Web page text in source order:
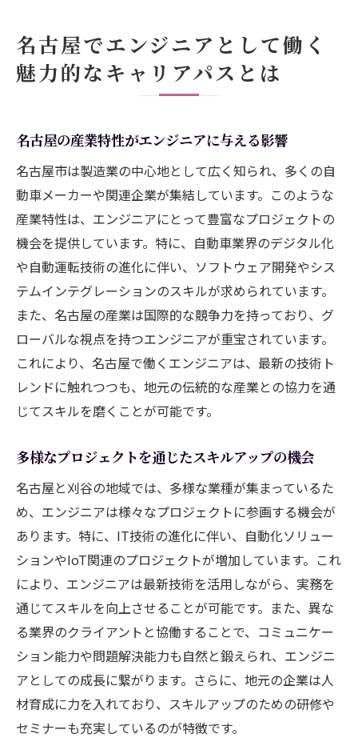
特徴
地域密着型のキャリア支援制度について
名古屋でのネットワーク構築の重要性
の安定
刈谷市でのエンジニアのキャリア形成のポイン
ト
刈谷市におけるエンジニア需要の現状
地域社会との連携がエンジニアの成長に与
える影響
刈谷市の企業が提供する技術研修プログラ
ム
エンジニアのスキルを活かせるプロジェク
ト事例
刈谷市でのキャリアパスの多様性と選択肢
アップ戦略
エンジニアが名古屋で得られる技術力向上のチ
ャンス
名古屋の技術コミュニティ参加のメリット
最先端技術を学べる企業の紹介
名古屋でのIT関連イベントとその活用法
地元大学との共同研究プロジェクトの可能
名古屋の企業が提供する技術研修の特徴
スキルアップに役立つ名古屋のリソースと
ツール
名古屋でエンジニアとして働く
魅力的なキャリアパスとは
名古屋の産業特性がエンジニアに与える影響
名古屋市は製造業の中心地として広く知られ、多くの自
動車メーカーや関連企業が集結しています。このような
産業特性は、エンジニアにとって豊富なプロジェクトの
機会を提供しています。特に、自動車業界のデジタル化
や自動運転技術の進化に伴い、ソフトウェア開発やシス
テムインテグレーションのスキルが求められています。
また、名古屋の産業は国際的な競争力を持っており、グ
ローバルな視点を持つエンジニアが重宝されています。
これにより、名古屋で働くエンジニアは、最新の技術ト
レンドに触れつつも、地元の伝統的な産業との協力を通
じてスキルを磨くことが可能です。
多様なプロジェクトを通じたスキルアップの機会
名古屋と刈谷の地域では、多様な業種が集まっているた
め、エンジニアは様々なプロジェクトに参画する機会が
あります。特に、IT技術の進化に伴い、自動化ソリュー
ションやIoT関連のプロジェクトが増加しています。これ
により、エンジニアは最新技術を活用しながら、実務を
通じてスキルを向上させることが可能です。また、異な
る業界のクライアントと協働することで、コミュニケー
ション能力や問題解決能力も自然と鍛えられ、エンジニ
アとしての成長に繋がります。さらに、地元の企業は人
材育成に力を入れており、スキルアップのための研修や
セミナーも充実しているのが特徴です。